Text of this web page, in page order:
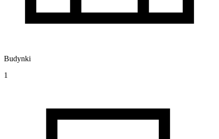
Budynki
1